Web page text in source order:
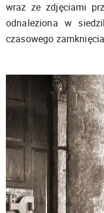
wraz ze zdjęciami
odnaleziona w
czasowego